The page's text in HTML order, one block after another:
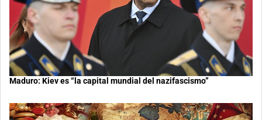
Maduro: Kiev es “la capital mundial del nazifascismo”